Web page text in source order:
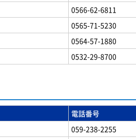
0566-62-6811
0565-71-5230
0564-57-1880
0532-29-8700
電話番号
059-238-2255